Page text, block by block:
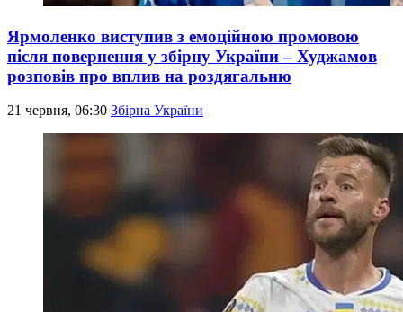
Ярмоленко виступив з емоційною промовою
після повернення у збірну України – Худжамов
розповів про вплив на роздягальню
21 червня, 06:30 Збірна України